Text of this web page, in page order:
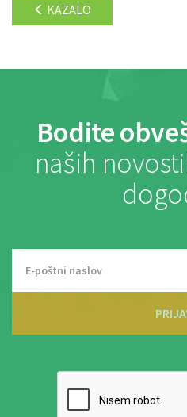
KAZALO
Bodite
naših